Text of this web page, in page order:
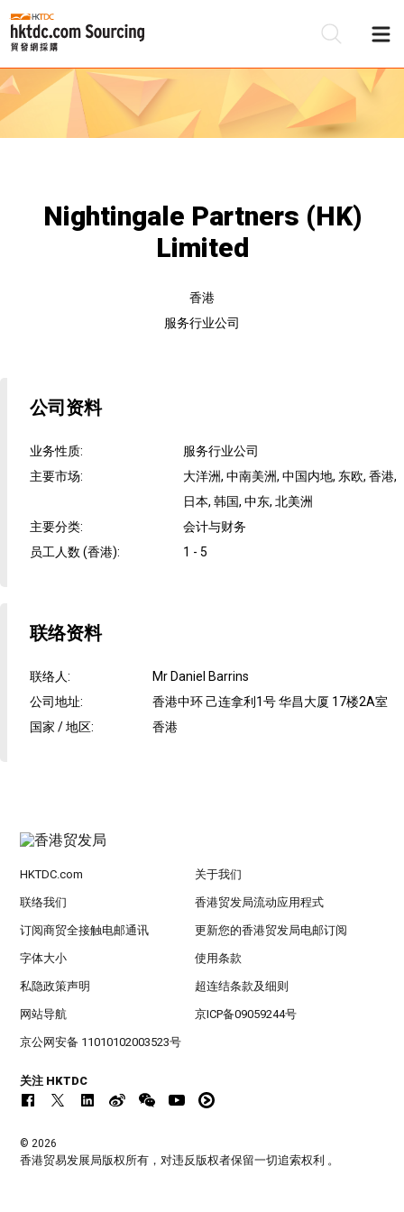
Nightingale Partners (HK)
Limited
香港
服务行业公司
公司资料
业务性质:
服务行业公司
主要市场:
大洋洲, 中南美洲, 中国内地, 东欧, 香港,
日本, 韩国, 中东, 北美洲
主要分类:
会计与财务
员工人数 (香港): 1 - 5
联络资料
联络人:
Mr Daniel Barrins
公司地址:
香港中环 己连拿利1号 华昌大厦 17楼2A室
国家 / 地区: 香港
HKTDC.com 关于我们
联络我们 香港贸发局流动应用程式
订阅商贸全接触电邮通讯 更新您的香港贸发局电邮订阅
字体大小 使用条款
私隐政策声明 超连结条款及细则
网站导航 京ICP备09059244号
京公网安备 11010102003523号
关注 HKTDC
© 2026
香港贸易发展局版权所有，对违反版权者保留一切追索权利 。